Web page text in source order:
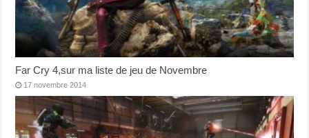
Far Cry 4,sur ma liste de jeu de Novembre
17 novembre 2014